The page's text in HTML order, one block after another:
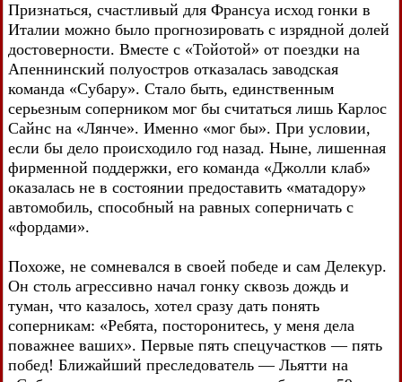
Признаться, счастливый для Франсуа исход гонки в
Италии можно было прогнозировать с изрядной долей
достоверности. Вместе с «Тойотой» от поездки на
Апеннинский полуостров отказалась заводская
команда «Субару». Стало быть, единственным
серьезным соперником мог бы считаться лишь Карлос
Сайнс на «Лянче». Именно «мог бы». При условии,
если бы дело происходило год назад. Ныне, лишенная
фирменной поддержки, его команда «Джолли клаб»
оказалась не в состоянии предоставить «матадору»
автомобиль, способный на равных соперничать с
«фордами».
Похоже, не сомневался в своей победе и сам Делекур.
Он столь агрессивно начал гонку сквозь дождь и
туман, что казалось, хотел сразу дать понять
соперникам: «Ребята, посторонитесь, у меня дела
поважнее ваших». Первые пять спецучастков — пять
побед! Ближайший преследователь — Льятти на